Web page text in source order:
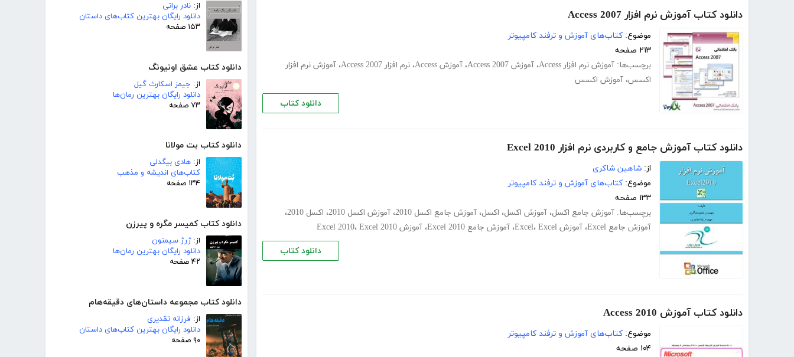
از: نادر براتی
دانلود رایگان بهترین کتاب‌های داستان
۱۵۳ صفحه
دانلود کتاب عشق اونیونگ
از: جیمز اسکارث گیل
دانلود رایگان بهترین رمان‌ها
۷۳ صفحه
دانلود کتاب بت مولانا
از: هادی بیگدلی
کتاب‌های اندیشه و مذهب
۱۳۴ صفحه
دانلود کتاب کمیسر مگره و پیرزن
از:ژرژ سیمنون
دانلود رایگان بهترین رمان‌ها
۴۲ صفحه
دانلود کتاب مجموعه داستان‌های دقیقه‌هام
از: فرزانه تقدیری
دانلود رایگان بهترین کتاب‌های داستان
۹۰ صفحه
دانلود کتاب آموزش نرم افزار Access 2007
موضوع: کتاب‌های آموزش و ترفند کامپیوتر
۲۱۳ صفحه
برچسب‌ها: آموزش نرم افزار Access ، آموزش Access 2007 ، آموزش Access ، نرم افزار Access 2007 ، آموزش نرم افزار
اکسس، آموزش اکسس
دانلود کتاب
دانلود کتاب آموزش جامع و کاربردی نرم افزار Excel 2010
از: شاهین شاکری
موضوع: کتاب‌های آموزش و ترفند کامپیوتر
۱۳۳ صفحه
برچسب‌ها: آموزش جامع اکسل، آموزش اکسل، اکسل، آموزش جامع اکسل 2010 ، آموزش اکسل 2010 ، اکسل 2010
،
آموزش جامع Excel
، آموزش Excel ، Excel ، آموزش جامع Excel 2010 ، آموزش Excel 2010 ، Excel 2010
دانلود کتاب
دانلود کتاب آموزش Access 2010
موضوع: کتاب‌های آموزش و ترفند کامپیوتر
۱۰۴ صفحه